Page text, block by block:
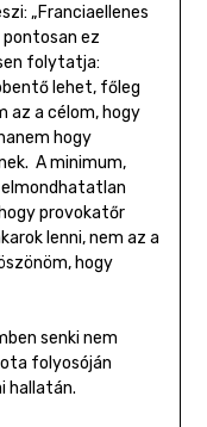
„Franciaellenes
ez
folytatja:
lehet, főleg
az a célom, hogy
hogy
A minimum,
elmondhatatlan
provokatőr
lenni, nem az a
hogy
senki nem
folyosóján
hallatán.